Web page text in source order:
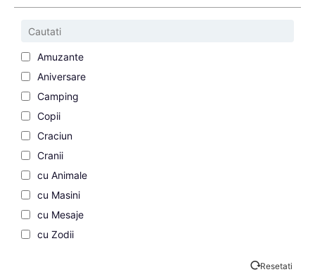
Amuzante
Aniversare
Camping
Copii
Craciun
Cranii
cu Animale
cu Masini
cu Mesaje
cu Zodii
Resetati